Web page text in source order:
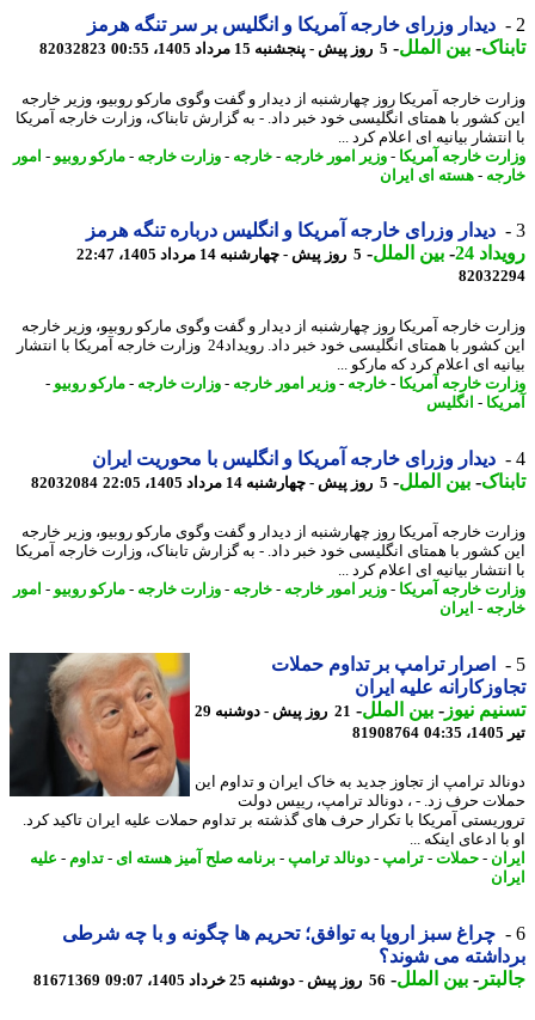
دیدار وزرای خارجه آمریکا و انگلیس بر سر تنگه هرمز
-بین الملل-5 روز پیش - پنجشنبه 15 مرداد 1405، 00:55 82032823
خارجه آمریکا روز چهارشنبه از دیدار و گفت وگوی مارکو روبیو، وزیر خارجه
کشور با همتای انگلیسی خود خبر داد. - به گزارش تابناک، وزارت خارجه آمریکا
بیانیه ای اعلام کرد ...
خارجه آمریکا- وزیر امور خارجه-خارجه-وزارت خارجه-مارکو روبیو -امور
-هسته ای ایران
دیدار وزرای خارجه آمریکا و انگلیس درباره تنگه هرمز
24
-بین الملل-5 روز پیش - چهارشنبه 14 مرداد 1405، 22:47
خارجه آمریکا روز چهارشنبه از دیدار و گفت وگوی مارکو روبیو، وزیر خارجه
این کشور با همتای انگلیسی خود خبر داد. رویداد24 وزارت خارجه آمریکا با انتشار
ای اعلام کرد که مارکو ...
خارجه آمریکا- خارجه-وزیر امور خارجه-وزارت خارجه-مارکو روبیو -
- انگلیس
دیدار وزرای خارجه آمریکا و انگلیس با محوریت ایران
-بین الملل-5 روز پیش - چهارشنبه 14 مرداد 1405، 22:05 82032084
خارجه آمریکا روز چهارشنبه از دیدار و گفت وگوی مارکو روبیو، وزیر خارجه
کشور با همتای انگلیسی خود خبر داد. - به گزارش تابناک، وزارت خارجه آمریکا
بیانیه ای اعلام کرد ...
خارجه آمریکا- وزیر امور خارجه-خارجه-وزارت خارجه-مارکو روبیو -امور
-ایران
اصرار ترامپ بر تداوم حملات
علیه ایران
نیوز-بین الملل-
21 روز پیش - دوشنبه 29
81908764
ترامپ از تجاوز جدید به خاک ایران و تداوم این
حرف زد. - ، دونالد ترامپ، رییس دولت
آمریکا با تکرار حرف های گذشته بر تداوم حملات علیه ایران تاکید کرد.
ادعای اینکه ...
- حملات-ترامپ -دونالد ترامپ -برنامه صلح آمیز هسته ای- تداوم- علیه
چراغ سبز اروپا به توافق؛ تحریم ها چگونه و با چه شرطی
می شوند؟
-بین الملل-56 روز پیش - دوشنبه 25 خرداد 1405، 09:07 81671369